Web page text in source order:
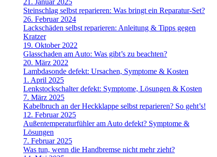
21. Januar 2025
Steinschlag selbst reparieren: Was bringt ein Reparatur-Set?
26. Februar 2024
Lackschäden selbst reparieren: Anleitung & Tipps gegen
Kratzer
19. Oktober 2022
Glasschaden am Auto: Was gibt’s zu beachten?
20. März 2022
Lambdasonde defekt: Ursachen, Symptome & Kosten
1. April 2025
Lenkstockschalter defekt: Symptome, Lösungen & Kosten
7. März 2025
Kabelbruch an der Heckklappe selbst reparieren? So geht’s!
12. Februar 2025
Außentemperaturfühler am Auto defekt? Symptome &
Lösungen
7. Februar 2025
Was tun, wenn die Handbremse nicht mehr zieht?